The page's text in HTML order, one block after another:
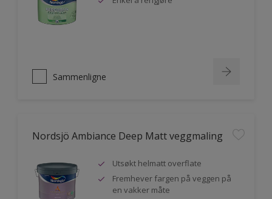
Sammenligne
Nordsjö Ambiance Deep Matt veggmaling
Utsøkt helmatt overflate
Fremhever fargen på veggen på
en vakker måte